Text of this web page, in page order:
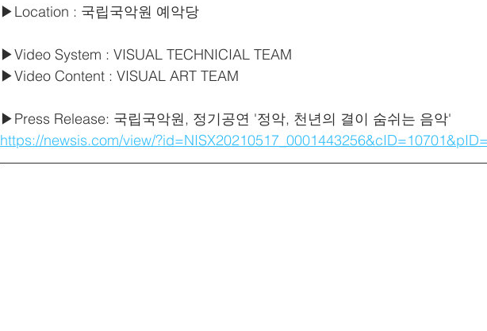
▶Location : 국립국악원 예악당
▶Video System : VISUAL TECHNICIAL TEAM
▶Video Content : VISUAL ART TEAM
▶Press Release: 국립국악원, 정기공연 '정악, 천년의 결이 숨쉬는 음악'
https://newsis.com/view/